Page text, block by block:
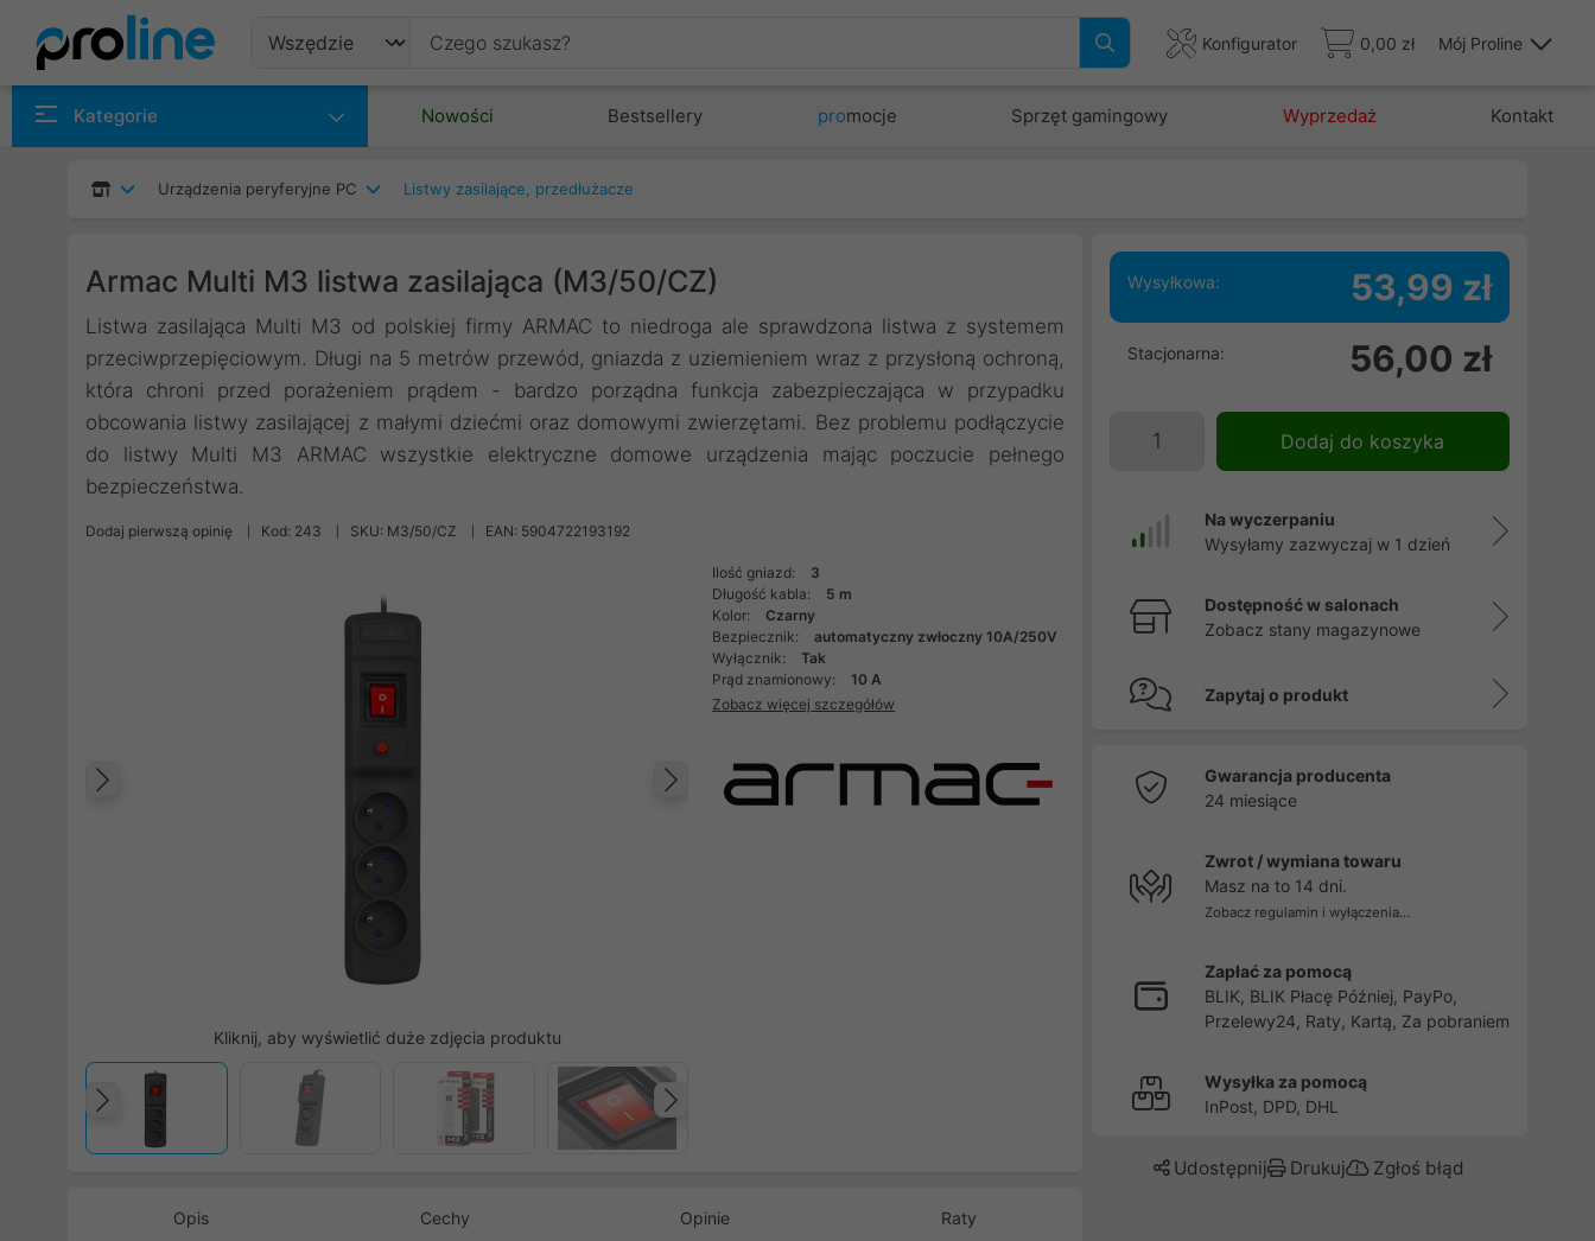
Konfigurator 0,00 zł Mój Proline
Kategorie Nowości Bestsellery promocje Sprzęt gamingowy Wyprzedaż Kontakt
Urządzenia peryferyjne PC Listwy zasilające, przedłużacze
Armac Multi M3 listwa zasilająca (M3/50/CZ)
Listwa zasilająca Multi M3 od polskiej firmy ARMAC to niedroga ale sprawdzona listwa z systemem
przeciwprzepięciowym. Długi na 5 metrów przewód, gniazda z uziemieniem wraz z przysłoną ochroną,
która chroni przed porażeniem prądem - bardzo porządna funkcja zabezpieczająca w przypadku
obcowania listwy zasilającej z małymi dziećmi oraz domowymi zwierzętami. Bez problemu podłączycie
do listwy Multi M3 ARMAC wszystkie elektryczne domowe urządzenia mając poczucie pełnego
bezpieczeństwa.
Dodaj pierwszą opinię Kod: 243 SKU: M3/50/CZ EAN: 5904722193192
Następny
Kliknij, aby wyświetlić duże zdjęcia produktu
Ilość gniazd:
3
Długość kabla:
5 m
Kolor:
Czarny
Bezpiecznik:
automatyczny zwłoczny 10A/250V
Wyłącznik:
Tak
Prąd znamionowy:
10 A
Zobacz więcej szczegółów
Opis Cechy Opinie Raty
Wysyłkowa: 53,99 zł
Stacjonarna: 56,00 zł
Dodaj do koszyka
Na wyczerpaniu
Wysyłamy zazwyczaj w 1 dzień
Dostępność w salonach
Zobacz stany magazynowe
Zapytaj o produkt
Gwarancja producenta
24 miesiące
Zwrot / wymiana towaru
Masz na to 14 dni.
Zobacz regulamin i wyłączenia...
Zapłać za pomocą
BLIK, BLIK Płacę Później, PayPo,
Przelewy24, Raty, Kartą, Za pobraniem
Wysyłka za pomocą
InPost, DPD, DHL
Udostępnij Drukuj Zgłoś błąd